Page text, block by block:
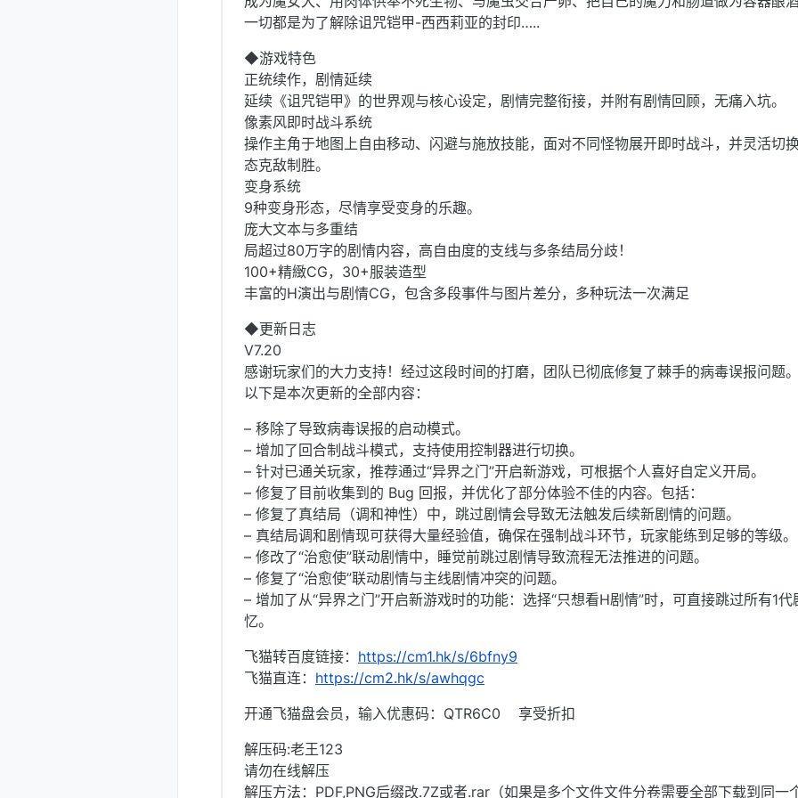
一切都是为了解除诅咒铠甲-西西莉亚的封印…..
◆游戏特色
正统续作，剧情延续
延续《诅咒铠甲》的世界观与核心设定，剧情完整衔接，并附有剧情回顾，无痛入坑。
像素风即时战斗系统
操作主角于地图上自由移动、闪避与施放技能，面对不同怪物展开即时战斗，并灵活切
态克敌制胜。
变身系统
9种变身形态，尽情享受变身的乐趣。
庞大文本与多重结
局超过80万字的剧情内容，高自由度的支线与多条结局分歧！
100+精緻CG，30+服装造型
丰富的H演出与剧情CG，包含多段事件与图片差分，多种玩法一次满足
◆更新日志
V7.20
感谢玩家们的大力支持！经过这段时间的打磨，团队已彻底修复了棘手的病毒误报问题。
以下是本次更新的全部内容：
– 移除了导致病毒误报的启动模式。
– 增加了回合制战斗模式，支持使用控制器进行切换。
– 针对已通关玩家，推荐通过“异界之门”开启新游戏，可根据个人喜好自定义开局。
– 修复了目前收集到的 Bug 回报，并优化了部分体验不佳的内容。包括：
– 修复了真结局（调和神性）中，跳过剧情会导致无法触发后续新剧情的问题。
– 真结局调和剧情现可获得大量经验值，确保在强制战斗环节，玩家能练到足够的等级。
– 修改了“治愈使”联动剧情中，睡觉前跳过剧情导致流程无法推进的问题。
– 修复了“治愈使”联动剧情与主线剧情冲突的问题。
– 增加了从“异界之门”开启新游戏时的功能：选择“只想看H剧情”时，可直接跳过所有1代
忆。
飞猫转百度链接： https://cm1.hk/s/6bfny9
飞猫直连： https://cm2.hk/s/awhqgc
开通飞猫盘会员，输入优惠码：QTR6C0 享受折扣
解压码:老王123
请勿在线解压
解压方法：PDF,PNG后缀改.7Z或者.rar（如果是多个文件文件分卷需要全部下载到同一